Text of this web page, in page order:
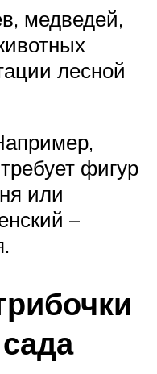
медведей,
лесной
фигур
или
–